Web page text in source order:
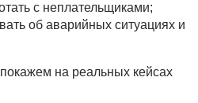
с неплательщиками;
об аварийных ситуациях и
на реальных кейсах